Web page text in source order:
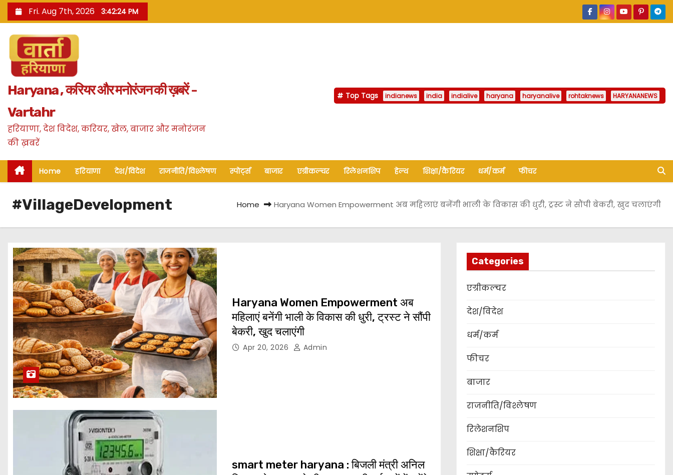
k
n
Fri. Aug 7th, 2026 3:42:25 PM
Haryana , करियर और मनोरंजन की ख़बरें -
Vartahr
हरियाणा, देश विदेश, करियर, खेल, बाजार और मनोरंजन
की ख़बरें
Top Tags indianews india indialive haryana haryanalive rohtaknews HARYANANEWS
Home हरियाणा देश/विदेश राजनीति/विश्लेषण स्पोर्ट्स बाजार एग्रीकल्चर रिलेशनशिप हेल्थ शिक्षा/कैरियर धर्म/कर्म फीचर
#VillageDevelopment Home Haryana Women Empowerment अब महिलाएं बनेंगी भाली के विकास की धुरी, ट्रस्ट ने सौंपी बेकरी, खुद चलाएंगी
Haryana Women Empowerment अब
महिलाएं बनेंगी भाली के विकास की धुरी, ट्रस्ट ने सौंपी
बेकरी, खुद चलाएंगी
Apr 20, 2026 Admin
smart meter haryana : बिजली मंत्री अनिल
Categories
एग्रीकल्चर
देश/विदेश
धर्म/कर्म
फीचर
बाजार
राजनीति/विश्लेषण
रिलेशनशिप
शिक्षा/कैरियर